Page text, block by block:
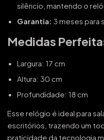
silêncio, mantendo o
Garantia: 3 meses para
Medidas
Largura: 17 cm
Altura: 30 cm
Profundidade: 18 cm
Esse relógio é ideal para
escritórios, trazendo um
praticidade da tecnologia